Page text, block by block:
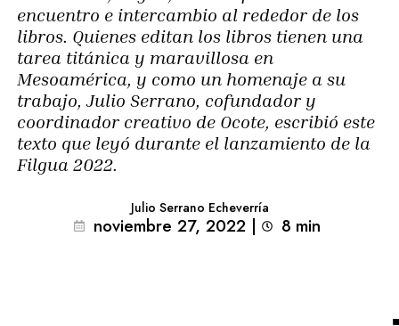
encuentro e intercambio al rededor de los
libros. Quienes editan los libros tienen una
tarea titánica y maravillosa en
Mesoamérica, y como un homenaje a su
trabajo, Julio Serrano, cofundador y
coordinador creativo de Ocote, escribió este
texto que leyó durante el lanzamiento de la
Filgua 2022.
Julio Serrano Echeverría
noviembre 27, 2022 | 8 min